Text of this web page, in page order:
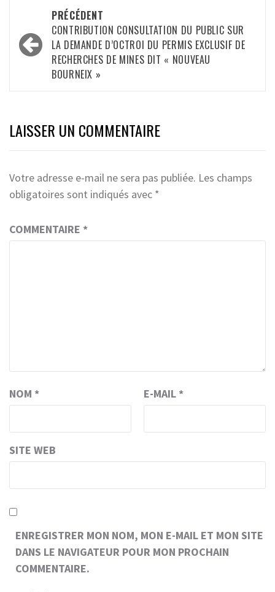
Navigation
d’article
PRÉCÉDENT
CONTRIBUTION CONSULTATION DU PUBLIC SUR
LA DEMANDE D’OCTROI DU PERMIS EXCLUSIF DE
RECHERCHES DE MINES DIT « NOUVEAU
BOURNEIX »
LAISSER UN COMMENTAIRE
Votre adresse e-mail ne sera pas publiée. Les champs
obligatoires sont indiqués avec *
COMMENTAIRE *
NOM * E-MAIL *
SITE WEB
ENREGISTRER MON NOM, MON E-MAIL ET MON SITE
DANS LE NAVIGATEUR POUR MON PROCHAIN
COMMENTAIRE.